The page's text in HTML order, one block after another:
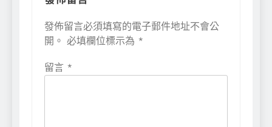
發佈留言必須填寫的電子郵件地址不會公
開。 必填欄位標示為 *
留言 *